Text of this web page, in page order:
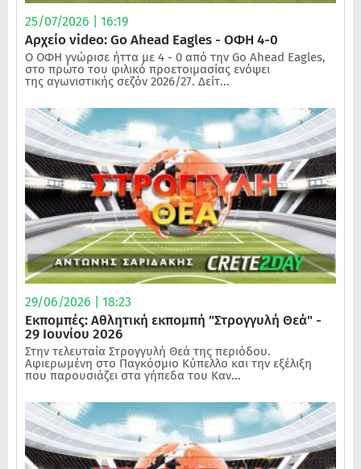
25/07/2026 | 16:19
Αρχείο video: Go Ahead Eagles - ΟΦΗ 4-0
Ο ΟΦΗ γνώρισε ήττα με 4 - 0 από την Go Ahead Eagles,
στο πρώτο του φιλικό προετοιμασίας ενόψει
της αγωνιστικής σεζόν 2026/27. Δείτ...
29/06/2026 | 18:23
Εκπομπές: Αθλητική εκπομπή "Στρογγυλή Θεά" -
29 Ιουνίου 2026
Στην τελευταία Στρογγυλή Θεά της περιόδου.
Αφιερωμένη στο Παγκόσμιο Κύπελλο και την εξέλιξη
που παρουσιάζει στα γήπεδα του Καν...